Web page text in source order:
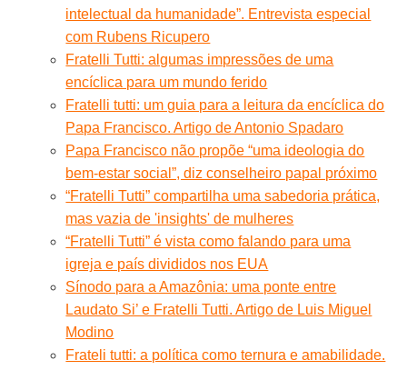
intelectual da humanidade”. Entrevista especial
com Rubens Ricupero
Fratelli Tutti: algumas impressões de uma
encíclica para um mundo ferido
Fratelli tutti: um guia para a leitura da encíclica do
Papa Francisco. Artigo de Antonio Spadaro
Papa Francisco não propõe “uma ideologia do
bem-estar social”, diz conselheiro papal próximo
“Fratelli Tutti” compartilha uma sabedoria prática,
mas vazia de 'insights' de mulheres
“Fratelli Tutti” é vista como falando para uma
igreja e país divididos nos EUA
Sínodo para a Amazônia: uma ponte entre
Laudato Si’ e Fratelli Tutti. Artigo de Luis Miguel
Modino
Frateli tutti: a política como ternura e amabilidade.